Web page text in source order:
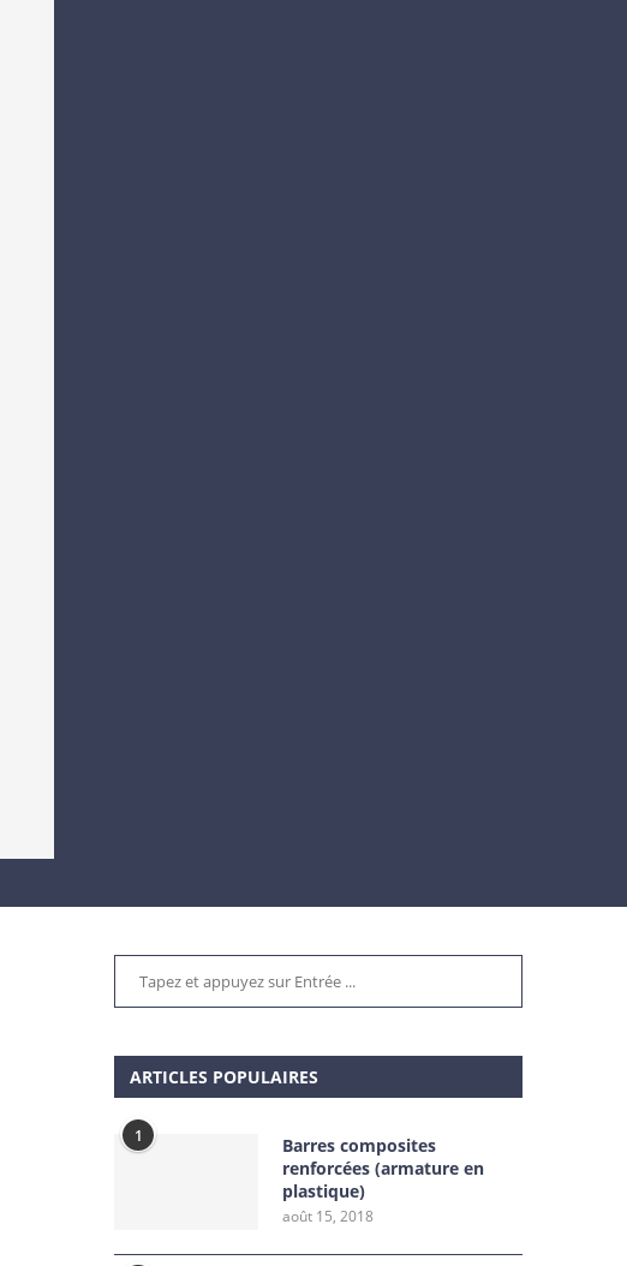
ARTICLES POPULAIRES
1
Barres composites
renforcées (armature en
plastique)
août 15, 2018